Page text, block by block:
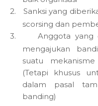
2.
Sanksi yang
scorsing dan
3.
Anggota yang
mengajukan
suatu
(Tetapi khusus
dalam pasal
banding)